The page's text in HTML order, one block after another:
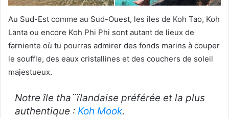
Au Sud-Est comme au Sud-Ouest, les îles de Koh Tao, Koh
Lanta ou encore Koh Phi Phi sont autant de lieux de
farniente où tu pourras admirer des fonds marins à couper
le souffle, des eaux cristallines et des couchers de soleil
majestueux.
Notre île tha¨ïlandaise préférée et la plus
authentique : Koh Mook.